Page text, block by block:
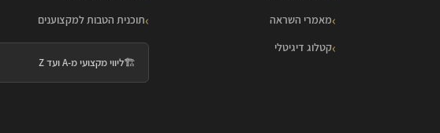
מאמרי השראה
קטלוג דיגיטלי
תוכנית הטבות למקצוענים
🏗️ליווי מקצועי מ-A ועד Z